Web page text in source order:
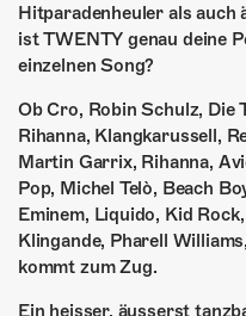
Hitparadenheuler als
ist TWENTY genau deine
einzelnen Song?
Ob Cro, Robin Schulz, Die
Rihanna, Klangkarussell,
Martin Garrix, Rihanna,
Pop, Michel Telò, Beach
Eminem, Liquido, Kid
Klingande, Pharell
kommt zum Zug.
Ein heisser, äusserst